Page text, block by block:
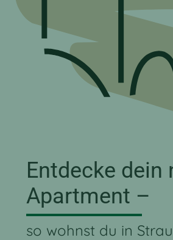
Entdecke dein
Apartment –
so wohnst du in